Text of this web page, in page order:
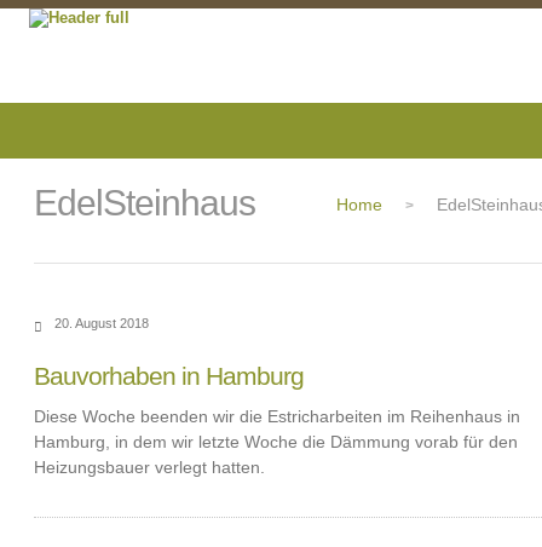
EdelSteinhaus Home >
20. August 2018
Bauvorhaben in Hamburg
Diese Woche beenden wir die Estricharbeiten im Reihenhaus in
Hamburg, in dem wir letzte Woche die Dämmung vorab für den
Heizungsbauer verlegt hatten.